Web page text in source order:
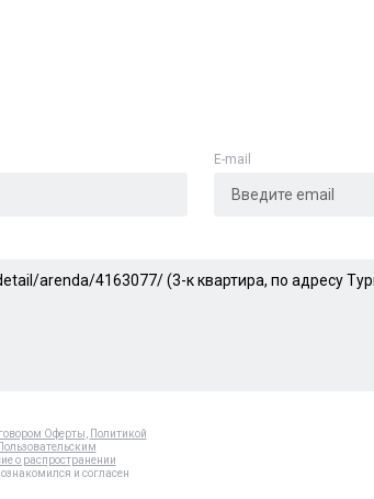
E-mail
Оферты
Политикой
Пользовательским
о распространении
и согласен